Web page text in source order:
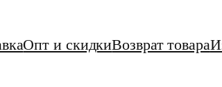
Опт и скидкиВозврат товара